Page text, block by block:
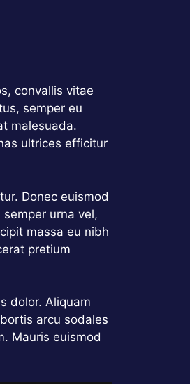
convallis vitae
semper eu
malesuada.
ultrices efficitur
Donec euismod
urna vel,
massa eu nibh
pretium
dolor. Aliquam
arcu sodales
Mauris euismod